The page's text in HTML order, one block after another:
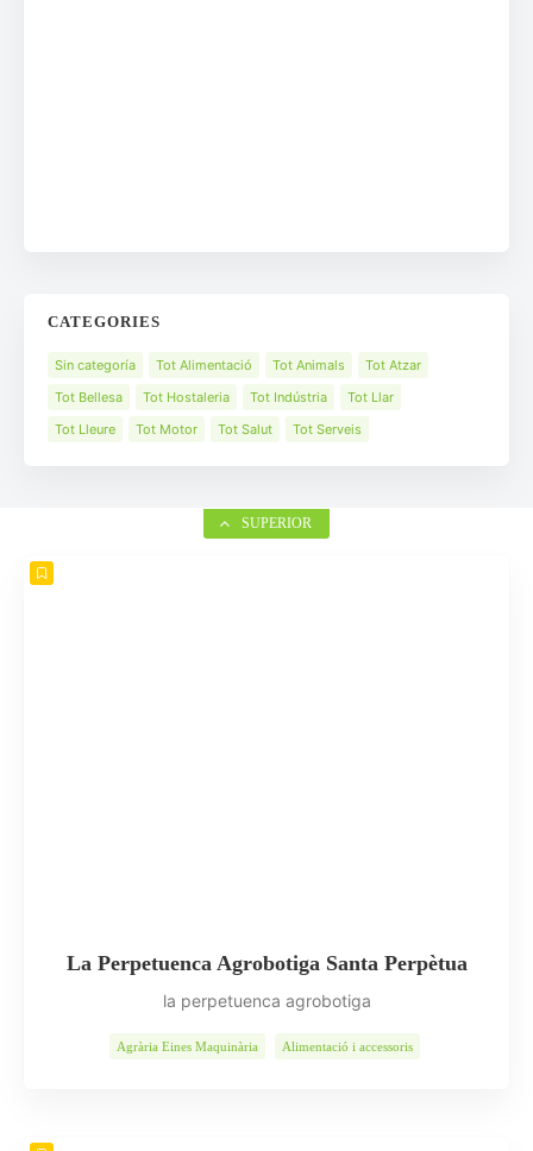
CATEGORIES
Sin categoría Tot Alimentació Tot Animals
Tot Atzar
Tot Bellesa
Tot Hostaleria Tot Indústria
Tot Llar
Tot Lleure
Tot Motor Tot Salut Tot Serveis
SUPERIOR
La Perpetuenca Agrobotiga Santa Perpètua
la perpetuenca agrobotiga
Agrària Eines Maquinària Alimentació i accessoris